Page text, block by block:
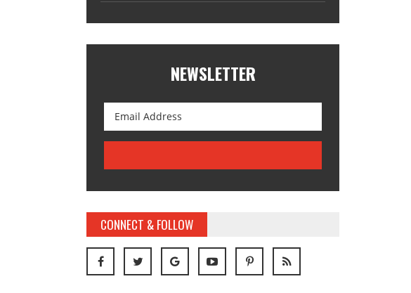
NEWSLETTER
CONNECT & FOLLOW